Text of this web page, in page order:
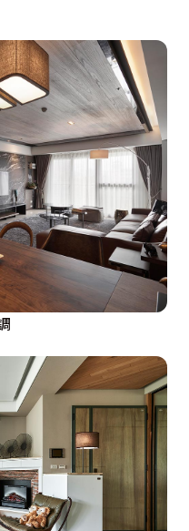
式設計定義衛浴機能與
維；在風格上，以帶有
確劃分，設計師Antonio
，營造迷人慵懶的深邃
，充分獲得身心上的放